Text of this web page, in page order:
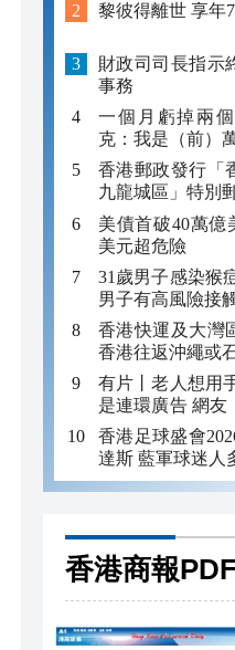
黎彼得離世 享年
財政司司長指示
事務
一個月虧掉兩
克：我是（前）
香港郵政發行「
九龍城區」特別
美債首破40萬億
美元超危險
31歲男子感染猴
男子有高風險接
香港快運及大灣
香港往返沖繩或
有片丨老人想用
是連環廣告 網友
迷糊 何況老年人
香港足球盛會
達斯 藍軍球迷人
香港商報PDF